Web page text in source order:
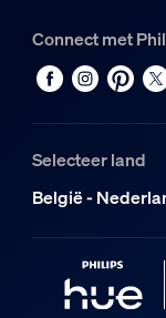
Connect met
Selecteer land
België -